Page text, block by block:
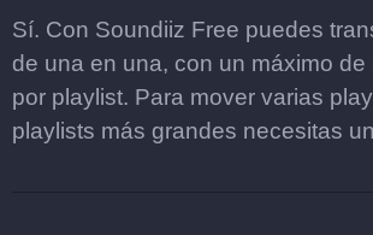
Sí. Con Soundiiz Free puedes
de una en una, con un máximo
por playlist. Para mover varias
playlists más grandes necesitas